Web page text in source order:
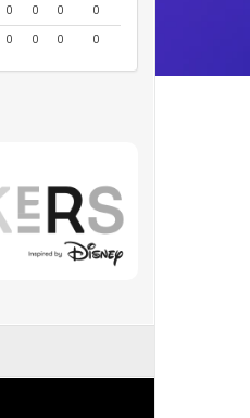
0 0 0
0
0 0 0 0